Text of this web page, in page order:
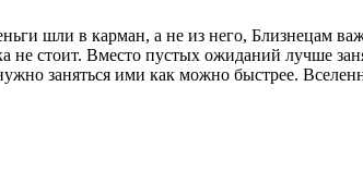
шли в карман, а не из него, Близнецам
стоит. Вместо пустых ожиданий лучше
заняться ими как можно быстрее.